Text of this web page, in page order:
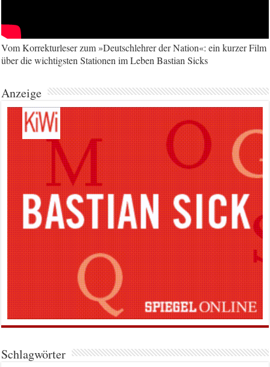
Vom Korrekturleser zum »Deutschlehrer der Nation«: ein kurzer Film
über die wichtigsten Stationen im Leben Bastian Sicks
Anzeige
Schlagwörter